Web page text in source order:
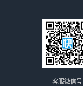
客服微信号